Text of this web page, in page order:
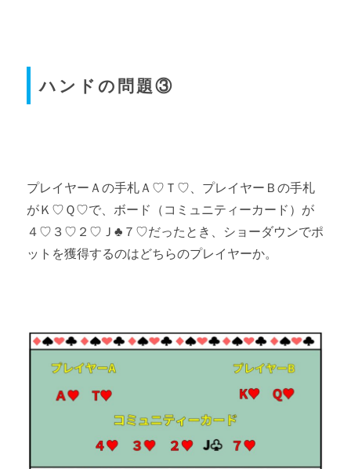
ハンドの問題③
プレイヤーＡの手札Ａ♡Ｔ♡、プレイヤーＢの手札
がＫ♡Ｑ♡で、ボード（コミュニティーカード）が
４♡３♡２♡Ｊ♣７♡だったとき、ショーダウンでポ
ットを獲得するのはどちらのプレイヤーか。